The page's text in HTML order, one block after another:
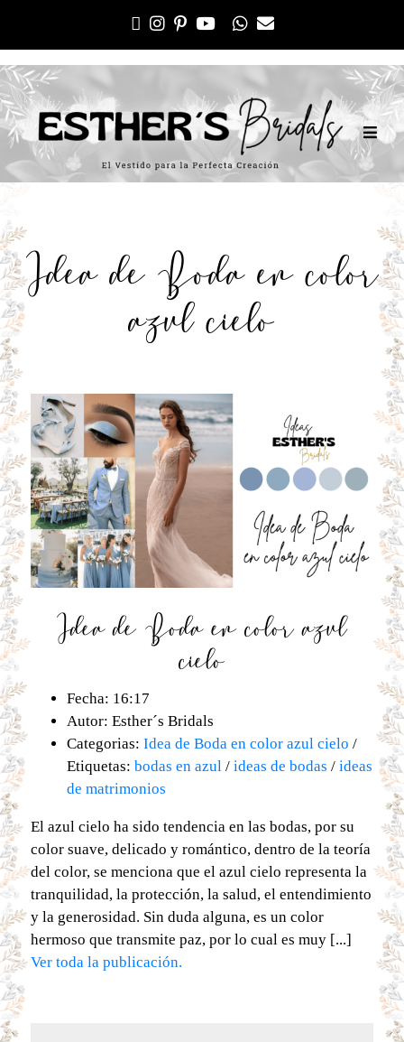
Idea de Boda en color
azul cielo
Idea de Boda en color azul
cielo
Fecha: 16:17
Autor: Esther´s Bridals
Categorias: Idea de Boda en color azul cielo /
Etiquetas: bodas en azul/ ideas de bodas / ideas
de matrimonios
El azul cielo ha sido tendencia en las bodas, por su
color suave, delicado y romántico, dentro de la teoría
del color, se menciona que el azul cielo representa la
tranquilidad, la protección, la salud, el entendimiento
y la generosidad. Sin duda alguna, es un color
hermoso que transmite paz, por lo cual es muy [...]
Ver toda la publicación.